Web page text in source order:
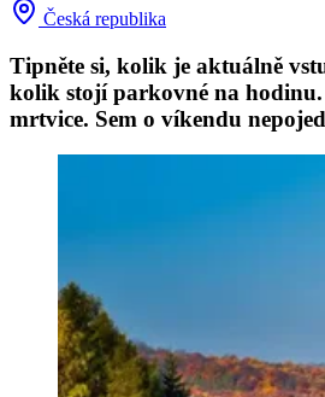
Česká republika
Tipněte si, kolik je aktuálně
kolik stojí parkovné na
mrtvice. Sem o víkendu